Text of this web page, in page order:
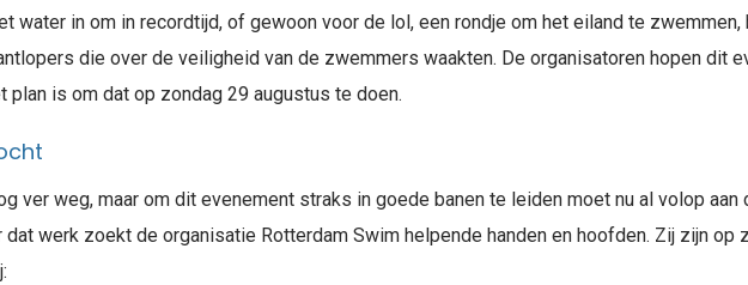
water in om in recordtijd, of gewoon voor de lol, een rondje om het eiland te
die over de veiligheid van de zwemmers waakten. De organisatoren hopen dit
plan is om dat op zondag 29 augustus te doen.
ver weg, maar om dit evenement straks in goede banen te leiden moet nu al volop
dat werk zoekt de organisatie Rotterdam Swim helpende handen en hoofden. Zij zijn op